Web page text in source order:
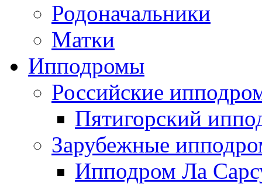
Родоначальники
Матки
Ипподромы
Российские
Пятигорский
Зарубежные
Ипподром Ла